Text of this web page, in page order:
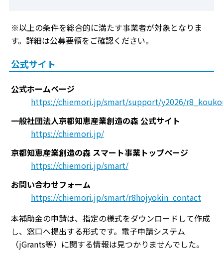
※以上の条件を総合的に満たす事業者が対象となりま
す。詳細は公募要領をご確認ください。
公式サイト
公式ホームページ
https://chiemori.jp/smart/support/y2026/
一般社団法人京都知恵産業創造の森 公式サイト
https://chiemori.jp/
京都知恵産業創造の森 スマート事業トップページ
https://chiemori.jp/smart/
お問い合わせフォーム
https://chiemori.jp/smart/r8hojyokin_contact
本補助金の申請は、指定の様式をダウンロードして作成
し、窓口へ提出する形式です。電子申請システム
（jGrants等）に関する情報は見つかりませんでした。